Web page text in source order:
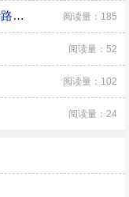
长沙黄花机场大巴车及公交车有哪些运行路线？ 阅读量：185
阅读量：52
阅读量：102
阅读量：24